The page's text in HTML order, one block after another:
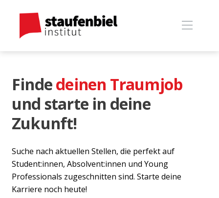
Findedeinen Traumjob
und starte in deine
Zukunft!
Suche nach aktuellen Stellen, die perfekt auf
Student:innen, Absolvent:innen und Young
Professionals zugeschnitten sind. Starte deine
Karriere noch heute!